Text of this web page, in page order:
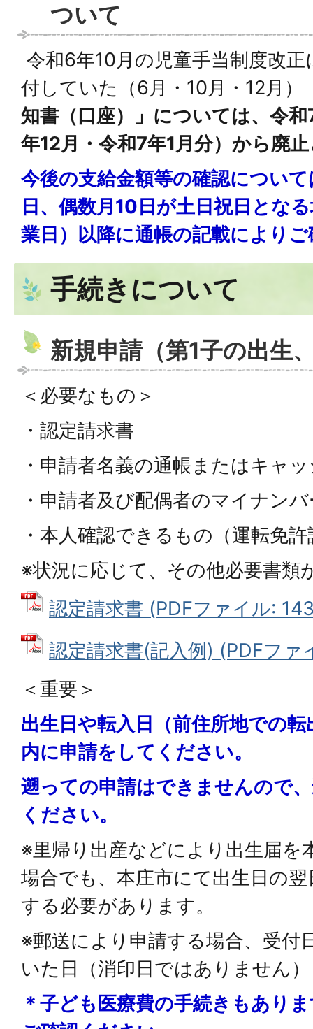
ついて
令和6年10月の児童手当制度改
付していた（6月・10月・12月）
知書（口座）」については、令
年12月・令和7年1月分）から廃
今後の支給金額等の確認につい
日、偶数月10日が土日祝日とな
業日）以降に通帳の記載により
手続きについて
新規申請（第1子の出生
＜必要なもの＞
・認定請求書
・申請者名義の通帳またはキャ
・申請者及び配偶者のマイナン
・本人確認できるもの（運転免
※状況に応じて、その他必要書類
認定請求書 (PDFファイル:
認定請求書(記入例) (PDFファ
＜重要＞
出生日や転入日（前住所地での
内に申請をしてください。
遡っての申請はできませんので
ください。
※里帰り出産などにより出生届を
場合でも、本庄市にて出生日の
する必要があります。
※郵送により申請する場合、受付
いた日（消印日ではありません
＊子ども医療費の手続きもあり